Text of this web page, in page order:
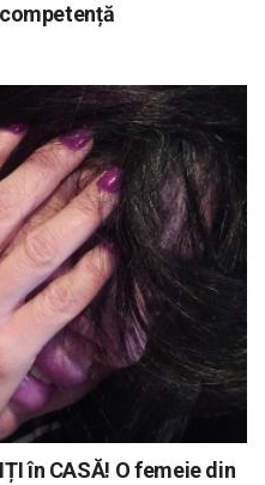
în CASĂ! O femeie din